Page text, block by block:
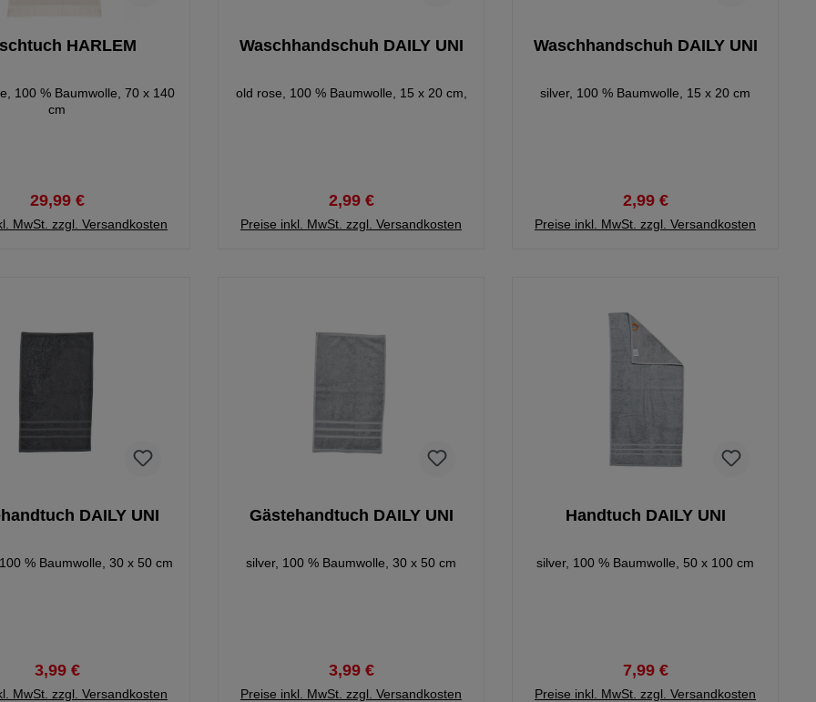
HARLEM
100 % Baumwolle, 70 x 140
cm
29,99 €
MwSt. zzgl. Versandkosten
Waschhandschuh DAILY UNI
old rose, 100 % Baumwolle, 15 x 20 cm,
2,99 €
Preise inkl. MwSt. zzgl. Versandkosten
Waschhandschuh DAILY UNI
silver, 100 % Baumwolle, 15 x 20 cm
2,99 €
Preise inkl. MwSt. zzgl. Versandkosten
DAILY UNI
% Baumwolle, 30 x 50 cm
3,99 €
MwSt. zzgl. Versandkosten
Gästehandtuch DAILY UNI
silver, 100 % Baumwolle, 30 x 50 cm
3,99 €
Preise inkl. MwSt. zzgl. Versandkosten
Handtuch DAILY UNI
silver, 100 % Baumwolle, 50 x 100 cm
7,99 €
Preise inkl. MwSt. zzgl. Versandkosten